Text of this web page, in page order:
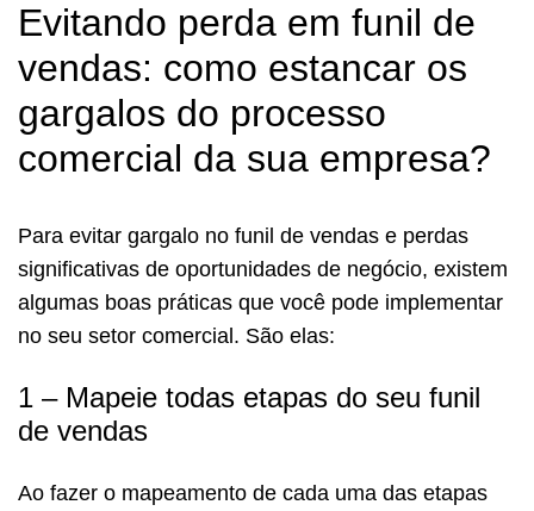
Evitando perda em funil de
vendas: como estancar os
gargalos do processo
comercial da sua empresa?
Para evitar gargalo no funil de vendas e perdas
significativas de oportunidades de negócio, existem
algumas boas práticas que você pode implementar
no seu setor comercial. São elas:
1 – Mapeie todas etapas do seu funil
de vendas
Ao fazer o mapeamento de cada uma das etapas